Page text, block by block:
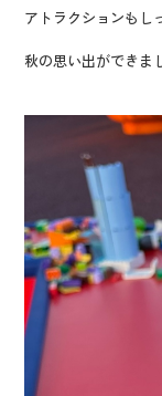
アトラクションもし
秋の思い出ができま